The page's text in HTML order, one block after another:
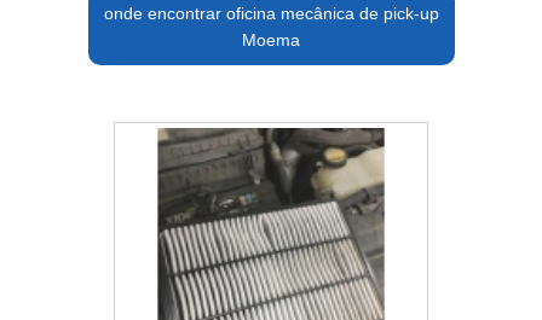
onde encontrar oficina mecânica de pick-up
Moema